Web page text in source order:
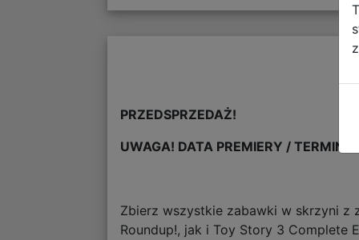
PRZEDSPRZEDAŻ!
UWAGA! DATA PREMIERY / TERMIN
Zbierz wszystkie zabawki w skrzyni z
Roundup!, jak i Toy Story 3 Complete